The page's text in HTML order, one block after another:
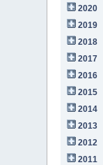
2020
2019
2018
2017
2016
2015
2014
2013
2012
2011